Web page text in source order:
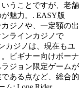
うことですが、老舗
魅力。. EASY版
ジノや、一定額の出
ラインカジノで
カジノは、現在もユ
ビギナー向けボーナ
ジョン限定ゲームが
ある点など、総合的